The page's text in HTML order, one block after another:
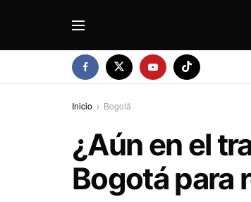
Inicio Bogotá
¿Aún en el
Bogotá para